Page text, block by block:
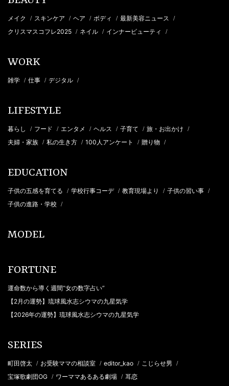
メイク / スキンケア / ヘア / ボディ / 最新美容ニュース /
クリスマスコフレ2025 / ネイル / インナービューティ /
WORK
雑学 / 仕事 / デジタル /
LIFESTYLE
暮らし / フード / エンタメ / ヘルス / 子育て / 旅・お出かけ /
夫婦・家族 / 私の生き方 / 100人アンケート / 贈り物 /
EDUCATION
子供の五感を育てる / 学校行事コーデ / 教育現場より / 子供の習い事 /
子供の進路・学校 /
MODEL
FORTUNE
運命数から導く週間“女の数字占い”
【2月の運勢】琉球風水志シウマの九星気学
【2026年の運勢】琉球風水志シウマの九星気学
SERIES
町田啓太 / お受験ママの相談室 / editor_kao / こじらせ男 /
宝塚歌劇団OG / ワーママあるある劇場 / 耳恋